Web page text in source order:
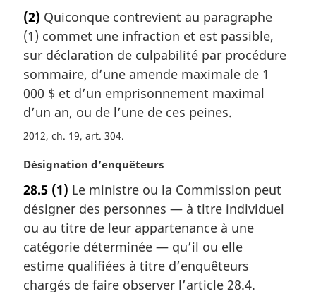
t
e
m
a
g
i
n
l
:
(2) Quiconque contrevient au paragraphe
(1) commet une infraction et est passible,
sur déclaration de culpabilité par procédure
sommaire, d’une amende maximale de 1
000 $ et d’un emprisonnement maximal
d’un an, ou de l’une de ces peines.
2012, ch. 19, art. 304
N
t
e
m
a
g
i
Désignation d’enquêteurs
28.5 (1) Le ministre ou la Commission peut
désigner des personnes — à titre individuel
ou au titre de leur appartenance à une
catégorie déterminée — qu’il ou elle
estime qualifiées à titre d’enquêteurs
chargés de faire observer l’article 28.4.